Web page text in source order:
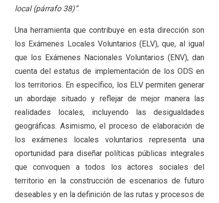
local (párrafo 38)”.
Una herramienta que contribuye en esta dirección son
los Exámenes Locales Voluntarios (ELV), que, al igual
que los Exámenes Nacionales Voluntarios (ENV), dan
cuenta del estatus de implementación de los ODS en
los territorios. En específico, los ELV permiten generar
un abordaje situado y reflejar de mejor manera las
realidades locales, incluyendo las desigualdades
geográficas. Asimismo, el proceso de elaboración de
los exámenes locales voluntarios representa una
oportunidad para diseñar políticas públicas integrales
que convoquen a todos los actores sociales del
territorio en la construcción de escenarios de futuro
deseables y en la definición de las rutas y procesos de